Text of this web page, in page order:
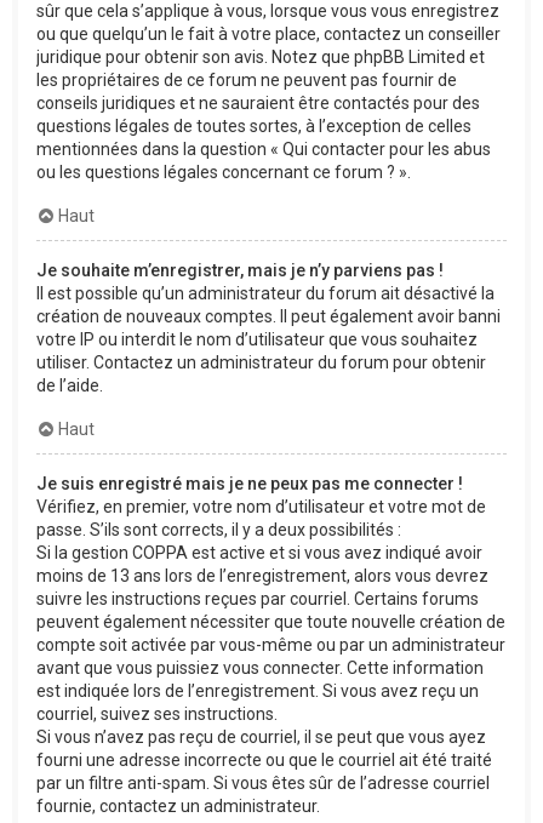
sûr que cela s’applique à vous, lorsque vous vous enregistrez
ou que quelqu’un le fait à votre place, contactez un conseiller
juridique pour obtenir son avis. Notez que phpBB Limited et
les propriétaires de ce forum ne peuvent pas fournir de
conseils juridiques et ne sauraient être contactés pour des
questions légales de toutes sortes, à l’exception de celles
mentionnées dans la question « Qui contacter pour les abus
ou les questions légales concernant ce forum ? ».
Haut
Je souhaite m’enregistrer, mais je n’y parviens pas !
Il est possible qu’un administrateur du forum ait désactivé la
création de nouveaux comptes. Il peut également avoir banni
votre IP ou interdit le nom d’utilisateur que vous souhaitez
utiliser. Contactez un administrateur du forum pour obtenir
de l’aide.
Haut
Je suis enregistré mais je ne peux pas me connecter !
Vérifiez, en premier, votre nom d’utilisateur et votre mot de
passe. S’ils sont corrects, il y a deux possibilités :
Si la gestion COPPA est active et si vous avez indiqué avoir
moins de 13 ans lors de l’enregistrement, alors vous devrez
suivre les instructions reçues par courriel. Certains forums
peuvent également nécessiter que toute nouvelle création de
compte soit activée par vous-même ou par un administrateur
avant que vous puissiez vous connecter. Cette information
est indiquée lors de l’enregistrement. Si vous avez reçu un
courriel, suivez ses instructions.
Si vous n’avez pas reçu de courriel, il se peut que vous ayez
fourni une adresse incorrecte ou que le courriel ait été traité
par un filtre anti-spam. Si vous êtes sûr de l’adresse courriel
fournie, contactez un administrateur.